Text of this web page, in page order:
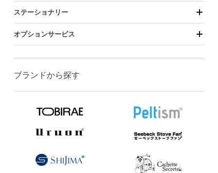
ステーショナリー
オプションサービス
ブランドから探す